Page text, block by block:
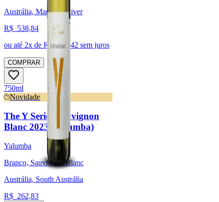
Austrália, Margaret River
R$ 538,84
ou até 2x de R$ 269,42 sem juros
COMPRAR
750ml
Novidade
The Y Series Sauvignon
Blanc 2023 (Yalumba)
Yalumba
Branco, Sauvignon Blanc
Austrália, South Austrália
R$ 262,83